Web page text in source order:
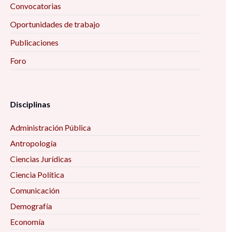
Convocatorias
Oportunidades de trabajo
Publicaciones
Foro
Disciplinas
Administración Pública
Antropología
Ciencias Jurídicas
Ciencia Política
Comunicación
Demografía
Economía